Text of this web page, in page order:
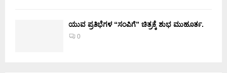
ಯುವ ಪ್ರತಿಭೆಗಳ “ಸಂಪಿಗೆ” ಚಿತ್ರಕ್ಕೆ ಶುಭ ಮುಹೂರ್ತ.
0